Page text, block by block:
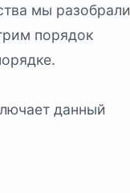
мы разобрали
порядок
данный